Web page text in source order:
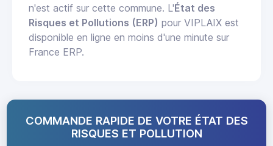
n'est actif sur cette commune. L'État des
Risques et Pollutions (ERP) pour VIPLAIX est
disponible en ligne en moins d'une minute sur
France ERP.
COMMANDE RAPIDE DE VOTRE ÉTAT DES
RISQUES ET POLLUTION